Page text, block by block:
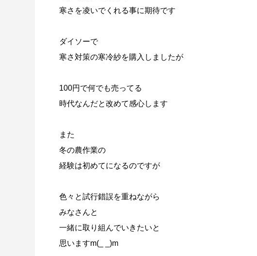
寒さを凌いでくれる事に期待です
ダイソーで
寒さ対策の寒冷紗を購入しましたが
100円で何でも売ってる
時代なんだと改めて感心します
また
冬の農作業の
経験は初めてになるのですが
色々と試行錯誤を重ねながら
みなさんと
一緒に取り組んでいきたいと
思いますm(_ _)m